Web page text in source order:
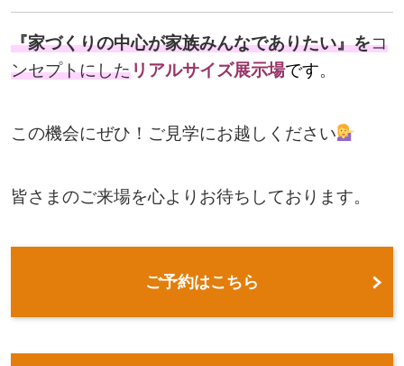
『家づくりの中心が家族みんなでありたい』をコ
ンセプトにしたリアルサイズ展示場です。
この機会にぜひ！ご見学にお越しください
皆さまのご来場を心よりお待ちしております。
ご予約はこちら